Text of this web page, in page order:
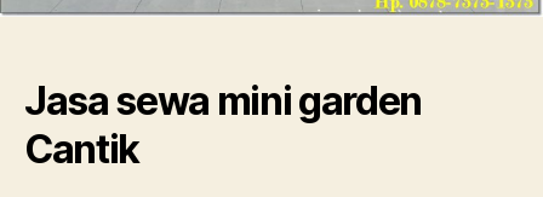
Jasa sewa mini garden
Cantik